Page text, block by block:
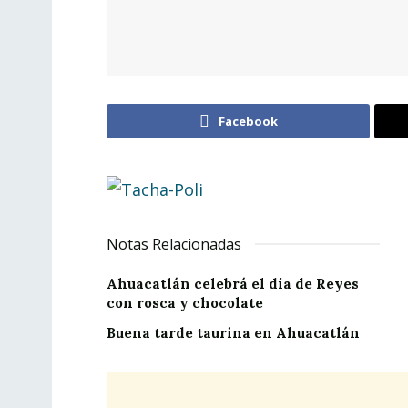
Facebook
Notas Relacionadas
Ahuacatlán celebrá el día de Reyes
con rosca y chocolate
Buena tarde taurina en Ahuacatlán